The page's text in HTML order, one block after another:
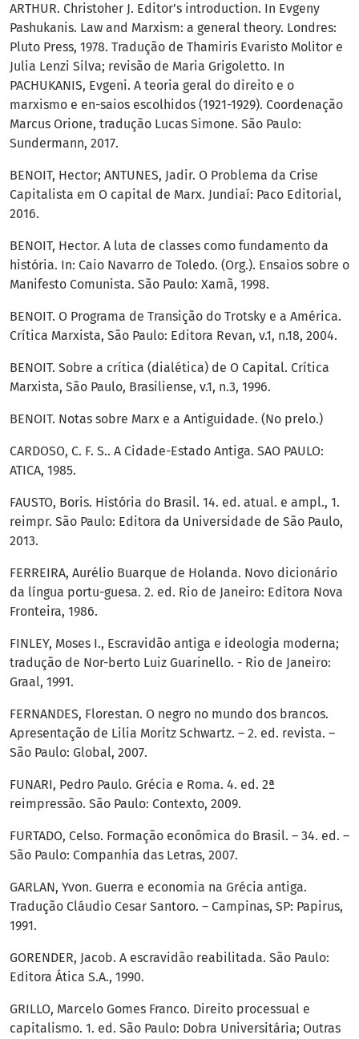
ARTHUR. Christoher J. Editor’s introduction. In Evgeny
Pashukanis. Law and Marxism: a general theory. Londres:
Pluto Press, 1978. Tradução de Thamiris Evaristo Molitor e
Julia Lenzi Silva; revisão de Maria Grigoletto. In
PACHUKANIS, Evgeni. A teoria geral do direito e o
marxismo e en-saios escolhidos (1921-1929). Coordenação
Marcus Orione, tradução Lucas Simone. São Paulo:
Sundermann, 2017.
BENOIT, Hector; ANTUNES, Jadir. O Problema da Crise
Capitalista em O capital de Marx. Jundiaí: Paco Editorial,
2016.
BENOIT, Hector. A luta de classes como fundamento da
história. In: Caio Navarro de Toledo. (Org.). Ensaios sobre o
Manifesto Comunista. São Paulo: Xamã, 1998.
BENOIT. O Programa de Transição do Trotsky e a América.
Crítica Marxista, São Paulo: Editora Revan, v.1, n.18, 2004.
BENOIT. Sobre a crítica (dialética) de O Capital. Crítica
Marxista, São Paulo, Brasiliense, v.1, n.3, 1996.
BENOIT. Notas sobre Marx e a Antiguidade. (No prelo.)
CARDOSO, C. F. S.. A Cidade-Estado Antiga. SAO PAULO:
ATICA, 1985.
FAUSTO, Boris. História do Brasil. 14. ed. atual. e ampl., 1.
reimpr. São Paulo: Editora da Universidade de São Paulo,
2013.
FERREIRA, Aurélio Buarque de Holanda. Novo dicionário
da língua portu-guesa. 2. ed. Rio de Janeiro: Editora Nova
Fronteira, 1986.
FINLEY, Moses I., Escravidão antiga e ideologia moderna;
tradução de Nor-berto Luiz Guarinello. - Rio de Janeiro:
Graal, 1991.
FERNANDES, Florestan. O negro no mundo dos brancos.
Apresentação de Lilia Moritz Schwartz. – 2. ed. revista. –
São Paulo: Global, 2007.
FUNARI, Pedro Paulo. Grécia e Roma. 4. ed. 2ª
reimpressão. São Paulo: Contexto, 2009.
FURTADO, Celso. Formação econômica do Brasil. – 34. ed. –
São Paulo: Companhia das Letras, 2007.
GARLAN, Yvon. Guerra e economia na Grécia antiga.
Tradução Cláudio Cesar Santoro. – Campinas, SP: Papirus,
1991.
GORENDER, Jacob. A escravidão reabilitada. São Paulo:
Editora Ática S.A., 1990.
GRILLO, Marcelo Gomes Franco. Direito processual e
capitalismo. 1. ed. São Paulo: Dobra Universitária; Outras